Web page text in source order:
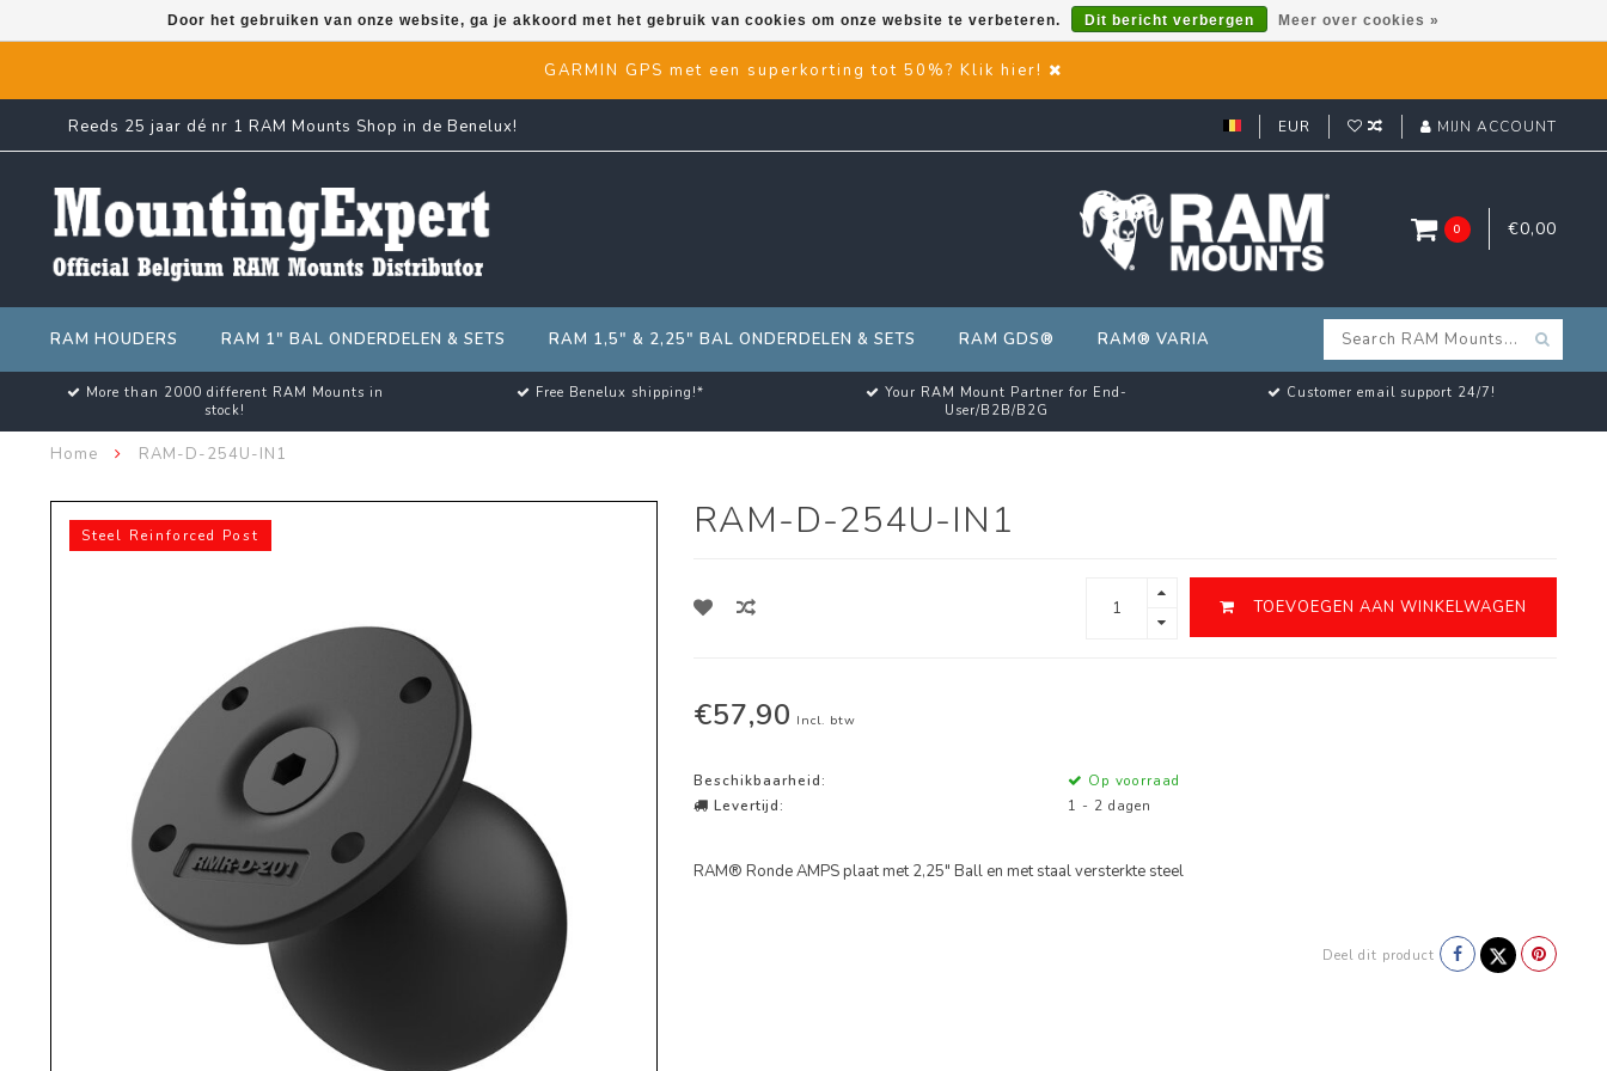
GARMIN GPS met een superkorting tot 50%? Klik hier!
Reeds 25 jaar dé nr 1 RAM Mounts Shop in de Benelux! EUR MIJN ACCOUNT
0 €0,00
RAM HOUDERS RAM 1" BAL ONDERDELEN & SETS RAM 1,5" & 2,25" BAL ONDERDELEN & SETS RAM GDS® RAM® VARIA
More than 2000 different RAM Mounts in
stock!
Free Benelux shipping!*
Your RAM Mount Partner for End-
User/B2B/B2G
Customer email support 24/7!
Home RAM-D-254U-IN1
Steel Reinforced Post RAM-D-254U-IN1
TOEVOEGEN AAN WINKELWAGEN
€57,90 Incl. btw
Beschikbaarheid:
Op voorraad
Levertijd:
1 - 2 dagen
RAM® Ronde AMPS plaat met 2,25" Ball en met staal versterkte steel
Deel dit product
Door het gebruiken van onze website, ga je akkoord met het gebruik van cookies om onze website te verbeteren. Dit bericht verbergen Meer over cookies »